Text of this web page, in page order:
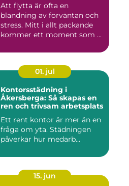
Att flytta är ofta en
blandning av förväntan och
stress. Mitt i allt packande
kommer ett moment som ...
01. jul
Kontorsstädning i
Åkersberga: Så skapas en
ren och trivsam arbetsplats
Ett rent kontor är mer än en
fråga om yta. Städningen
påverkar hur medarb...
15. jun